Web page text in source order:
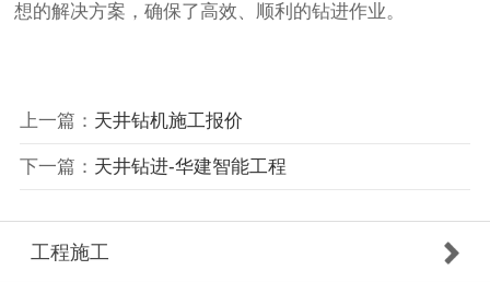
想的解决方案，确保了高效、顺利的钻进作业。
上一篇： 天井钻机施工报价
下一篇： 天井钻进-华建智能工程
工程施工